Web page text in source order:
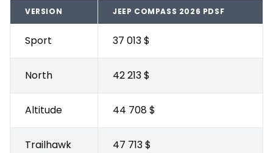
VERSION JEEP COMPASS 2026 PDSF
Sport 37 013 $
North 42 213 $
Altitude 44 708 $
Trailhawk 47 713 $